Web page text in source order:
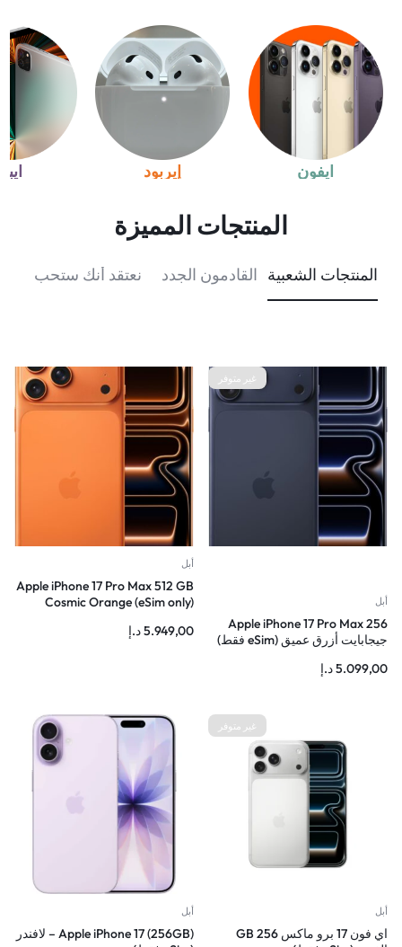
آيفون إيربود
المنتجات المميزة
المنتجات الشعبية القادمون الجدد نعتقد أنك ستحب
غير متوفر
أبل
Apple iPhone 17 Pro Max 256
جيجابايت أزرق عميق (eSim فقط)
5.099,00د.إ
أبل
Apple iPhone 17 Pro Max 512 GB
Cosmic Orange (eSim only)
5.949,00د.إ
غير متوفر
أبل
اي فون 17 برو ماكس 256 GB
أبل
Apple iPhone 17 (256GB) – لافندر